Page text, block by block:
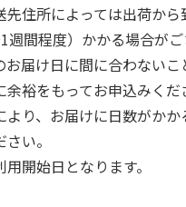
先住所によっては出荷か
週間程度）かかる場合が
お届け日に間に合わない
裕をもってお申込みくだ
より、お届けに日数がか
い。
開始日となります。